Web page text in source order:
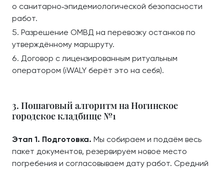
о санитарно‑эпидемиологической безопасности
работ.
Разрешение ОМВД на перевозку останков по
утверждённому маршруту.
Договор с лицензированным ритуальным
оператором (iWALY берёт это на себя).
3. Пошаговый алгоритм на Ногинское
городское кладбище №1
Этап 1. Подготовка. Мы собираем и подаём весь
пакет документов, резервируем новое место
погребения и согласовываем дату работ. Средний